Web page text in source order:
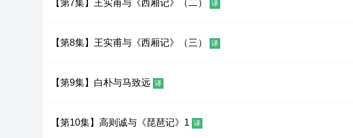
【第7集】王实甫与《西厢记》（二） 译
【第8集】王实甫与《西厢记》（三） 译
【第9集】白朴与马致远 译
【第10集】高则诚与《琵琶记》1 译